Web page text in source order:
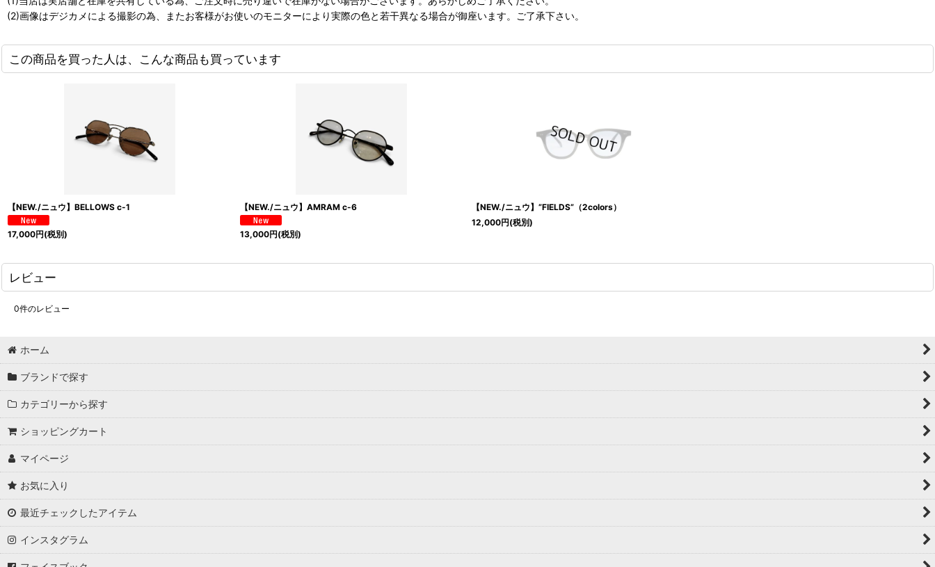
(2)画像はデジカメによる撮影の為、またお客様がお使いのモニターにより実際の色と若干異なる場合が御座います。ご了承下さい。
この商品を買った人は、こんな商品も買っています
【NEW./ニュウ】BELLOWS c-1
17,000円(税別)
【NEW./ニュウ】AMRAM c-6
13,000円(税別)
【NEW./ニュウ】”FIELDS”（2colors）
12,000円(税別)
レビュー
0件のレビュー
ホーム
ブランドで探す
カテゴリーから探す
ショッピングカート
マイページ
お気に入り
最近チェックしたアイテム
インスタグラム